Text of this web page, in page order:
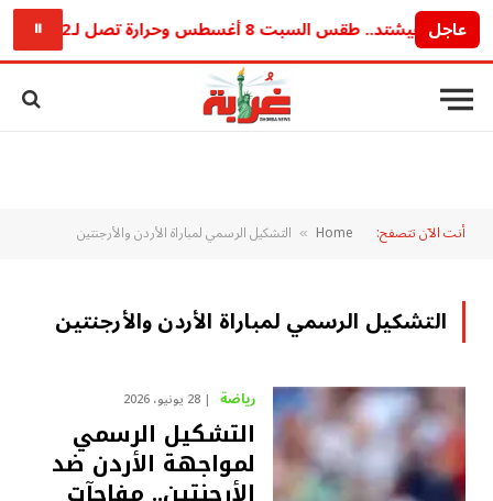
عاجل
الجو هيشتد.. طقس السبت 8 أغسطس وحرارة تصل لـ42 درجة وشبورة تضرب الطرق ⏸
أنت الآن تتصفح: Home
» التشكيل الرسمي لمباراة الأردن والأرجنتين
التشكيل الرسمي لمباراة الأردن والأرجنتين
رياضة 28 يونيو، 2026
التشكيل الرسمي
لمواجهة الأردن ضد